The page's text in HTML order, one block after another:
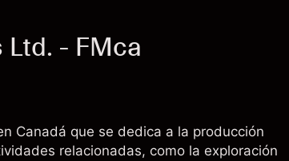
Ltd. - FMca
Canadá que se dedica a la producción
relacionadas, como la exploración